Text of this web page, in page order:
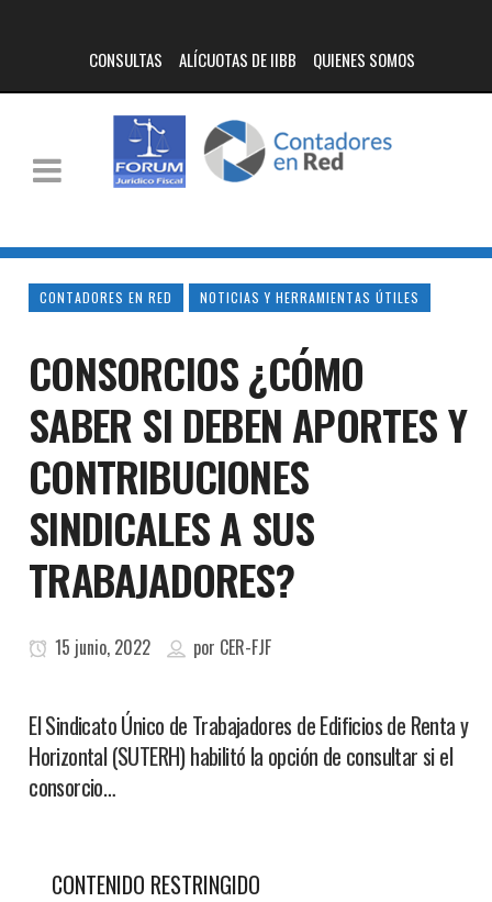
CONSULTAS ALÍCUOTAS DE IIBB QUIENES SOMOS
CONTADORES EN RED NOTICIAS Y HERRAMIENTAS ÚTILES
CONSORCIOS ¿CÓMO
SABER SI DEBEN APORTES Y
CONTRIBUCIONES
SINDICALES A SUS
TRABAJADORES?
15 junio, 2022 por CER-FJF
El Sindicato Único de Trabajadores de Edificios de Renta y
Horizontal (SUTERH) habilitó la opción de consultar si el
consorcio…
CONTENIDO RESTRINGIDO